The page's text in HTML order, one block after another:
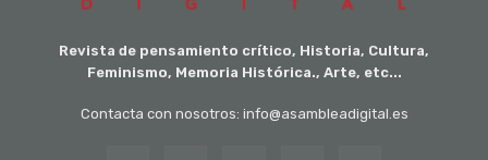
Revista de pensamiento crítico, Historia, Cultura,
Feminismo, Memoria Histórica., Arte, etc...
Contacta con nosotros: info@asambleadigital.es